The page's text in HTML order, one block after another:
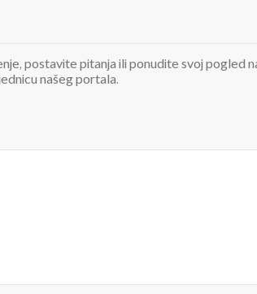
postavite pitanja ili ponudite svoj pogled
našeg portala.